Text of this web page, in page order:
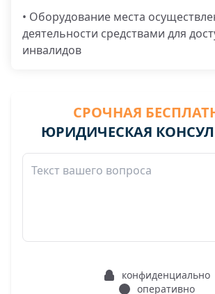
• Оборудование места
деятельности средствами для
инвалидов
СРОЧНАЯ
ЮРИДИЧЕСКАЯ
конфиденциально
оперативно